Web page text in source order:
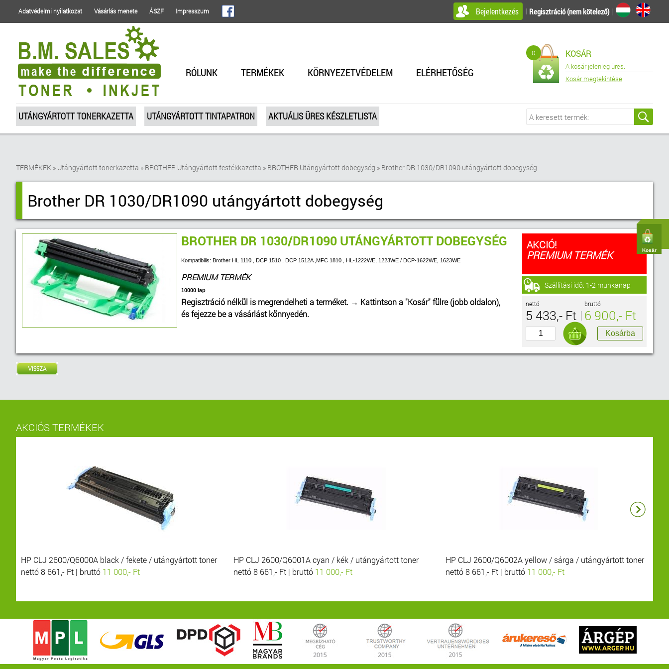
Kosár
Adatvédelmi nyilatkozat Vásárlás menete ÁSZF Impresszum Bejelentkezés I Regisztráció (nem kötelező)|
RÓLUNK TERMÉKEK KÖRNYEZETVÉDELEM ELÉRHETŐSÉG
0 KOSÁR
A kosár jelenleg üres.
Kosár megtekintése
UTÁNGYÁRTOTT TONERKAZETTA UTÁNGYÁRTOTT TINTAPATRON AKTUÁLIS ÜRES KÉSZLETLISTA
TERMÉKEK » Utángyártott tonerkazetta » BROTHER Utángyártott festékkazetta » BROTHER Utángyártott dobegység » Brother DR 1030/DR1090 utángyártott dobegység
Brother DR 1030/DR1090 utángyártott dobegység
BROTHER DR 1030/DR1090 UTÁNGYÁRTOTT DOBEGYSÉG
Kompatibilis: Brother HL 1110 , DCP 1510 , DCP 1512A ,MFC 1810 , HL-1222WE, 1223WE / DCP-1622WE, 1623WE
PREMIUM TERMÉK
10000 lap
Regisztráció nélkül is megrendelheti a terméket. → Kattintson a "Kosár" fülre (jobb oldalon),
és fejezze be a vásárlást könnyedén.
AKCIÓ!
PREMIUM TERMÉK
Szállítási idő: 1-2 munkanap
nettó
5 433,- Ft
bruttó
6 900,- Ft
AKCIÓS TERMÉKEK
HP CLJ 2600/Q6000A black / fekete / utángyártott toner
nettó 8 661,- Ft | bruttó 11 000,- Ft
HP CLJ 2600/Q6001A cyan / kék / utángyártott toner
nettó 8 661,- Ft | bruttó 11 000,- Ft
HP CLJ 2600/Q6002A yellow / sárga / utángyártott toner
nettó 8 661,- Ft | bruttó 11 000,- Ft